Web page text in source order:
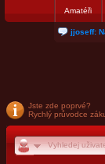
Amatéři
jjoseff:
Jste zde poprvé?
Rychlý průvodce